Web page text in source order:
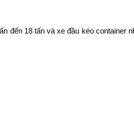
đến 18 tấn và xe đầu kéo